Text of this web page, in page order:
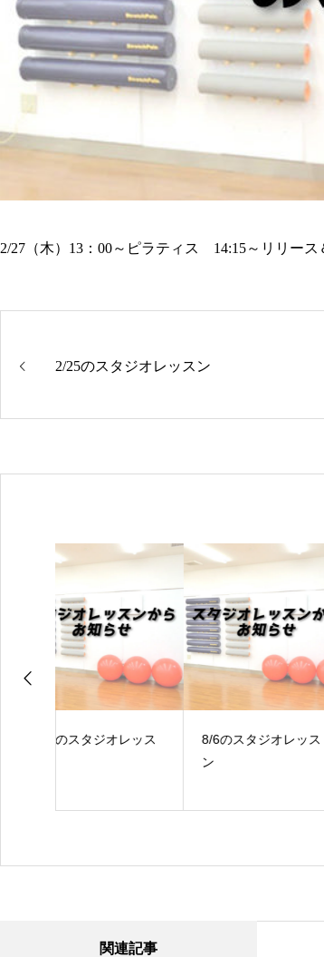
2/27（木）13：00～ピラティス 14:15～リリー
2/25のスタジオレッスン
8/6のスタジオレッス
8/4のスタジオ
関連記事